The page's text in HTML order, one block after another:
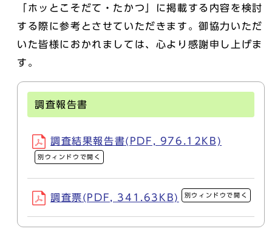
「ホッとこそだて・たかつ」に掲載する内容を検討
する際に参考とさせていただきます。御協力いただ
いた皆様におかれましては、心より感謝申し上げま
す。
調査報告書
調査結果報告書(PDF, 976.12KB)
別ウィンドウで開く
調査票(PDF, 341.63KB) 別ウィンドウで開く